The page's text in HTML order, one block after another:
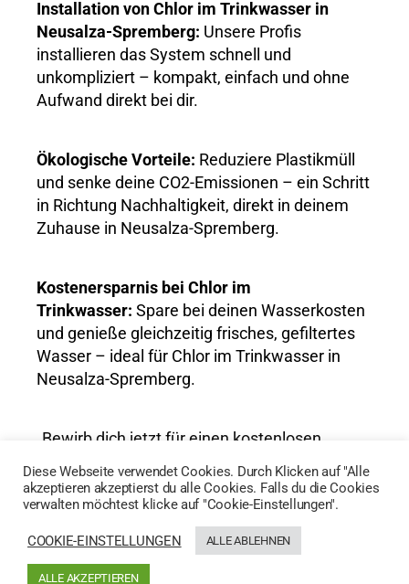
Installation von Chlor im Trinkwasser in
Neusalza-Spremberg: Unsere Profis
installieren das System schnell und
unkompliziert – kompakt, einfach und ohne
Aufwand direkt bei dir.
Ökologische Vorteile: Reduziere Plastikmüll
und senke deine CO2-Emissionen – ein Schritt
in Richtung Nachhaltigkeit, direkt in deinem
Zuhause in Neusalza-Spremberg.
Kostenersparnis bei Chlor im
Trinkwasser: Spare bei deinen Wasserkosten
und genieße gleichzeitig frisches, gefiltertes
Wasser – ideal für Chlor im Trinkwasser in
Neusalza-Spremberg.
„Bewirb dich jetzt für einen kostenlosen
Wassertest und entdecke die Vorteile von
AktivWasser für Chlor im Trinkwasser in
Neusalza-Spremberg!“
HIER GEHTS ZUM WASSERTEST
Diese Webseite verwendet Cookies. Durch Klicken auf "Alle
akzeptieren akzeptierst du alle Cookies. Falls du die Cookies
verwalten möchtest klicke auf "Cookie-Einstellungen".
COOKIE-EINSTELLUNGEN ALLE ABLEHNEN
ALLE AKZEPTIEREN